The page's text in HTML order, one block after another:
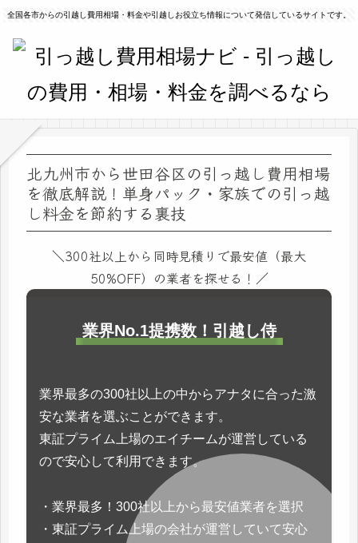
全国各市からの引越し費用相場・料金や引越しお役立ち情報について発信しているサイトです。
北九州市から世田谷区の引っ越し費用相場
を徹底解説！単身パック・家族での引っ越
し料金を節約する裏技
＼300社以上から同時見積りで最安値（最大
50%OFF）の業者を探せる！／
業界No.1提携数！引越し侍
業界最多の300社以上の中からアナタに合った激
安な業者を選ぶことができます。
東証プライム上場のエイチームが運営している
ので安心して利用できます。
・業界最多！300社以上から最安値業者を選択
・東証プライム上場の会社が運営していて安心